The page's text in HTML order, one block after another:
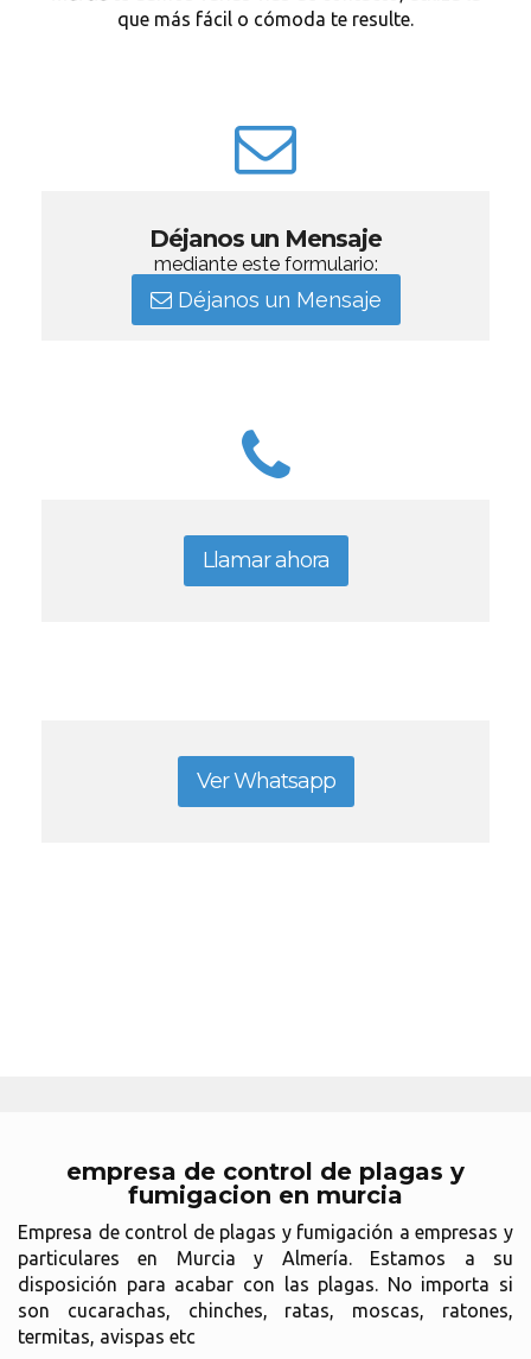
que más fácil o cómoda te resulte.
Déjanos un Mensaje
mediante este formulario:
Déjanos un Mensaje
Llamar ahora
Ver Whatsapp
empresa de control de plagas y
fumigacion en murcia
Empresa de control de plagas y fumigación a empresas y
particulares en Murcia y Almería. Estamos a su
disposición para acabar con las plagas. No importa si
son cucarachas, chinches, ratas, moscas, ratones,
termitas, avispas etc